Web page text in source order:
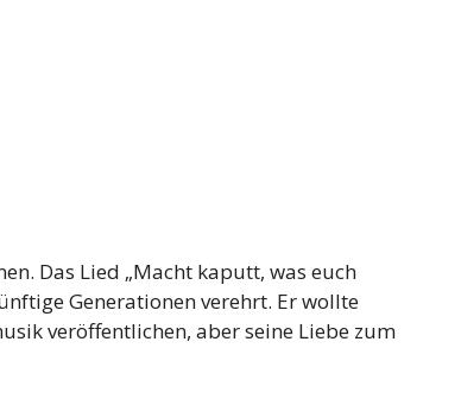
Das Lied „Macht kaputt, was euch
Generationen verehrt. Er wollte
veröffentlichen, aber seine Liebe zum